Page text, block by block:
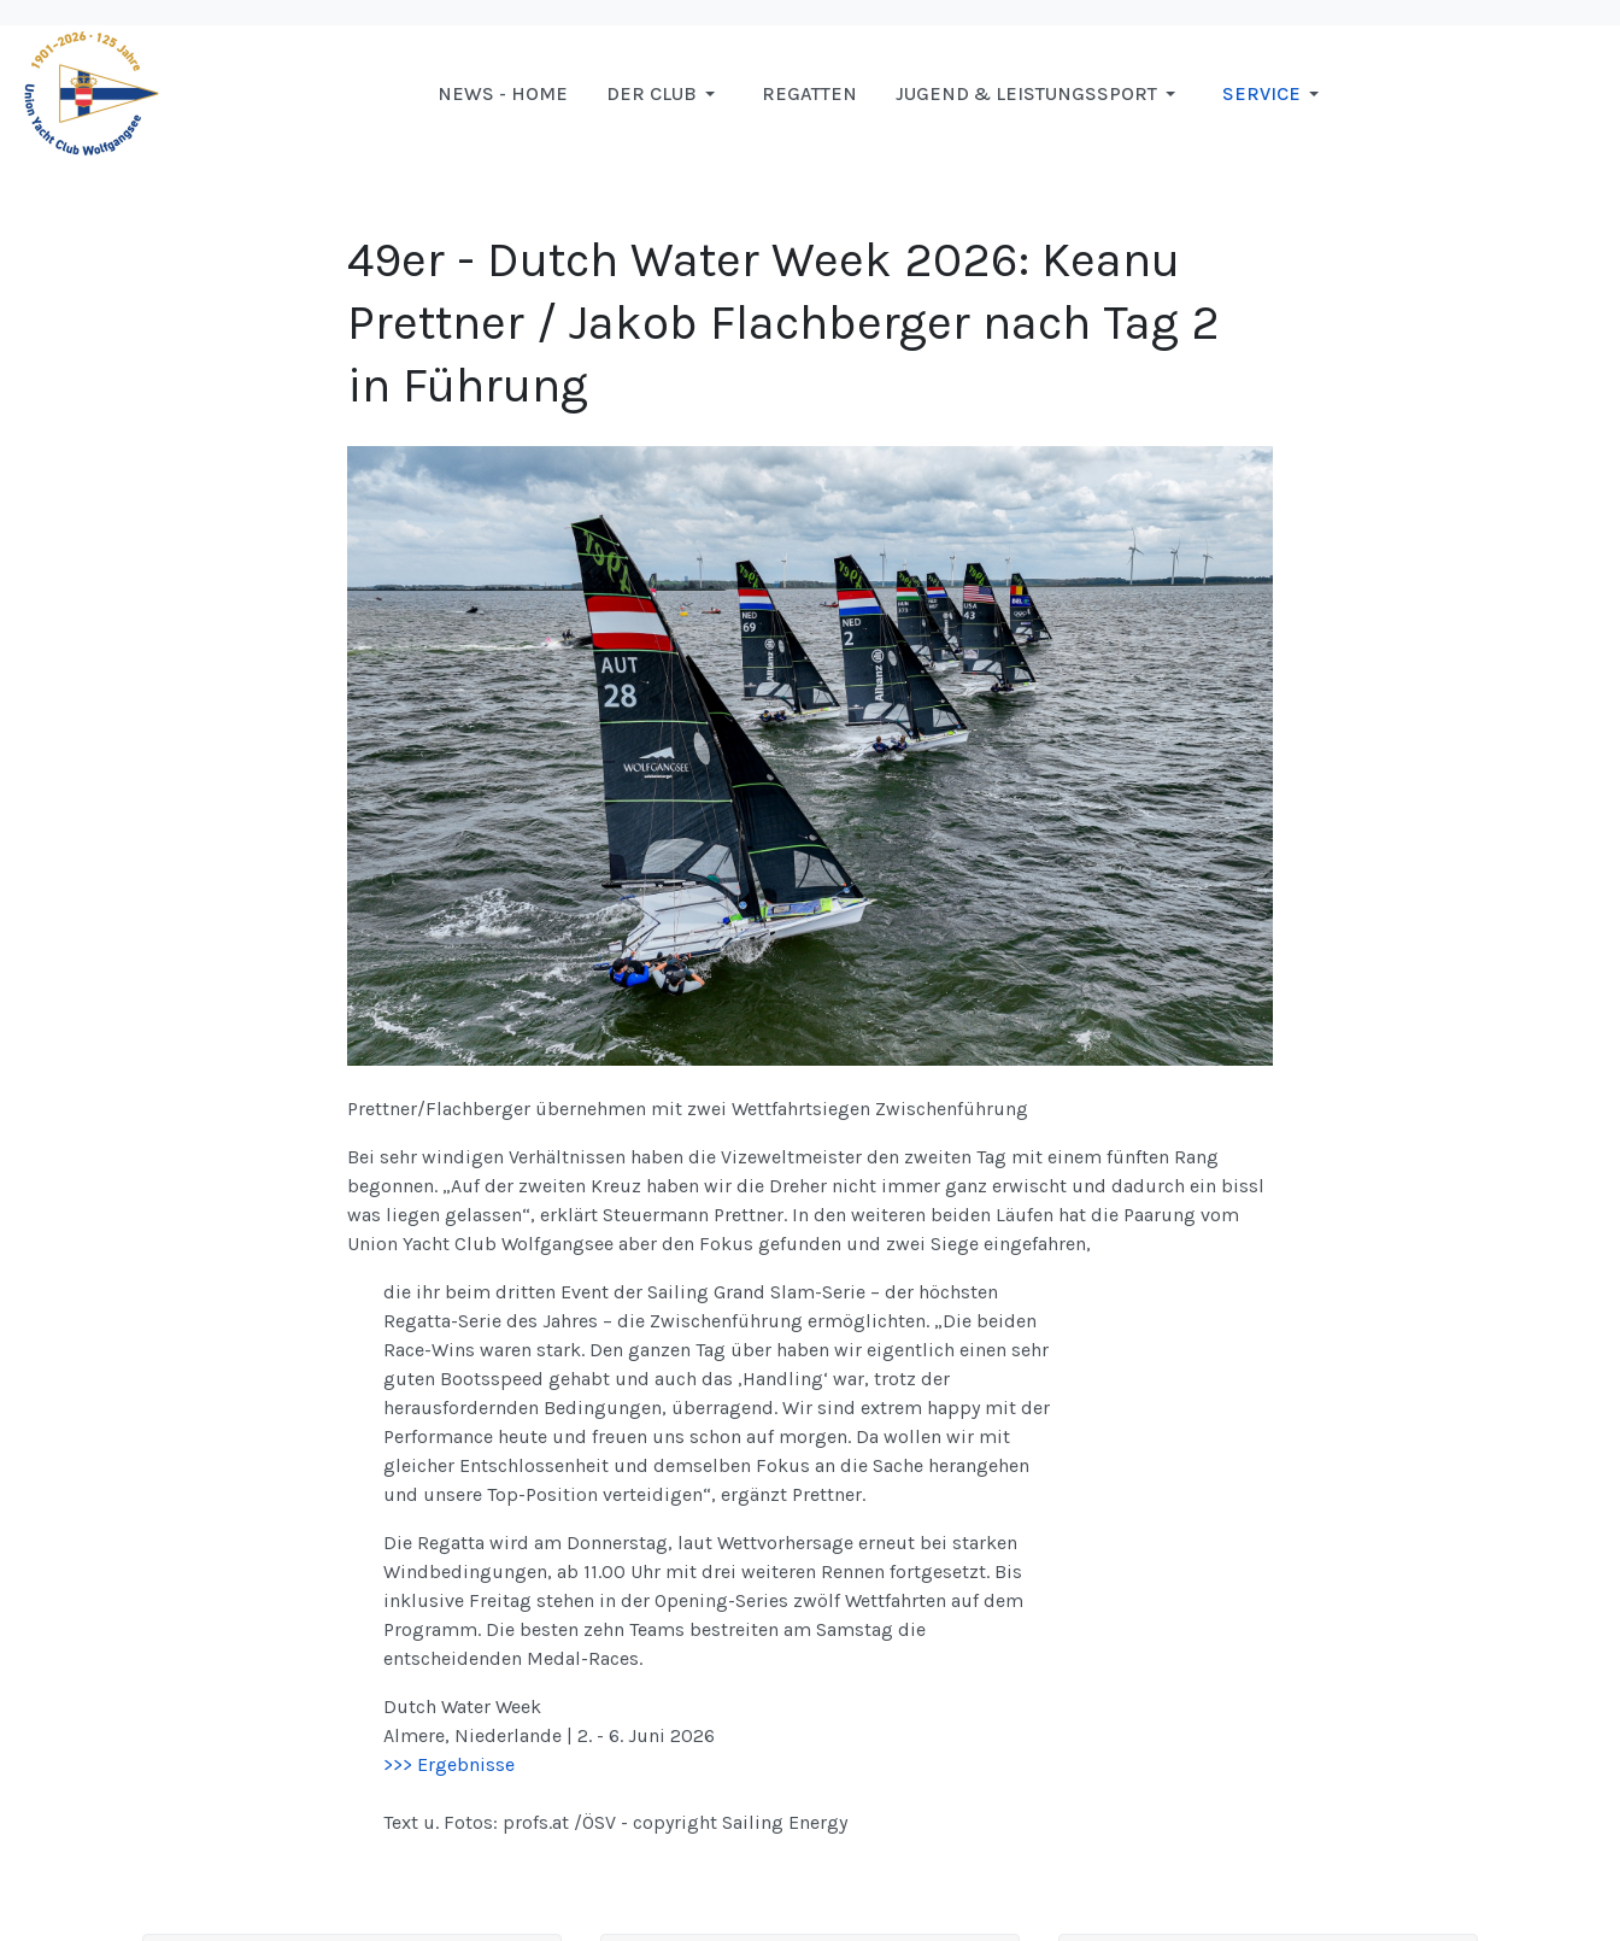
NEWS - HOME DER CLUB REGATTEN JUGEND & LEISTUNGSSPORT SERVICE
49er - Dutch Water Week 2026: Keanu
Prettner / Jakob Flachberger nach Tag 2
in Führung
Prettner/Flachberger übernehmen mit zwei Wettfahrtsiegen Zwischenführung
Bei sehr windigen Verhältnissen haben die Vizeweltmeister den zweiten Tag mit einem fünften Rang
begonnen. „Auf der zweiten Kreuz haben wir die Dreher nicht immer ganz erwischt und dadurch ein bissl
was liegen gelassen“, erklärt Steuermann Prettner. In den weiteren beiden Läufen hat die Paarung vom
Union Yacht Club Wolfgangsee aber den Fokus gefunden und zwei Siege eingefahren,
die ihr beim dritten Event der Sailing Grand Slam-Serie – der höchsten
Regatta-Serie des Jahres – die Zwischenführung ermöglichten. „Die beiden
Race-Wins waren stark. Den ganzen Tag über haben wir eigentlich einen sehr
guten Bootsspeed gehabt und auch das ‚Handling‘ war, trotz der
herausfordernden Bedingungen, überragend. Wir sind extrem happy mit der
Performance heute und freuen uns schon auf morgen. Da wollen wir mit
gleicher Entschlossenheit und demselben Fokus an die Sache herangehen
und unsere Top-Position verteidigen“, ergänzt Prettner.
Die Regatta wird am Donnerstag, laut Wettvorhersage erneut bei starken
Windbedingungen, ab 11.00 Uhr mit drei weiteren Rennen fortgesetzt. Bis
inklusive Freitag stehen in der Opening-Series zwölf Wettfahrten auf dem
Programm. Die besten zehn Teams bestreiten am Samstag die
entscheidenden Medal-Races.
Dutch Water Week
Almere, Niederlande | 2. - 6. Juni 2026
>>> Ergebnisse
Text u. Fotos: profs.at /ÖSV - copyright Sailing Energy